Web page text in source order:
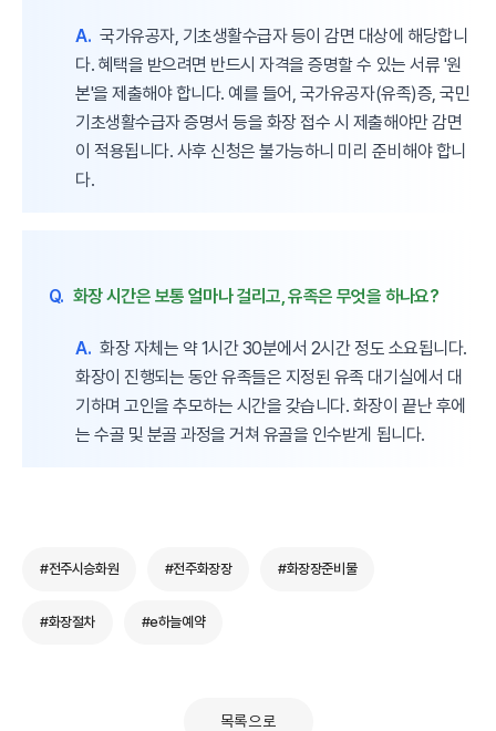
A. 국가유공자, 기초생활수급자 등이 감면 대상에 해당합니
다. 혜택을 받으려면 반드시 자격을 증명할 수 있는 서류 '원
본'을 제출해야 합니다. 예를 들어, 국가유공자(유족)증, 국민
기초생활수급자 증명서 등을 화장 접수 시 제출해야만 감면
이 적용됩니다. 사후 신청은 불가능하니 미리 준비해야 합니
다.
Q. 화장 시간은 보통 얼마나 걸리고, 유족은 무엇을 하나요?
A. 화장 자체는 약 1시간 30분에서 2시간 정도 소요됩니다.
화장이 진행되는 동안 유족들은 지정된 유족 대기실에서 대
기하며 고인을 추모하는 시간을 갖습니다. 화장이 끝난 후에
는 수골 및 분골 과정을 거쳐 유골을 인수받게 됩니다.
#전주시승화원 #전주화장장 #화장장준비물
#화장절차 #e하늘예약
목록으로